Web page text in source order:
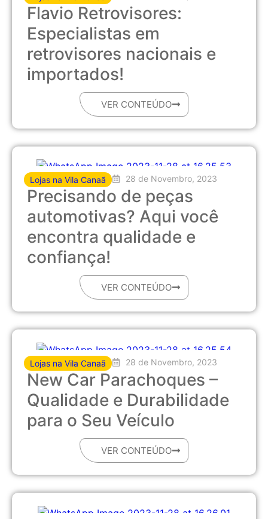
Flavio Retrovisores:
Especialistas em
retrovisores nacionais e
importados!
VER CONTEÚDO
Lojas na Vila Canaã 28 de Novembro, 2023
Precisando de peças
automotivas? Aqui você
encontra qualidade e
confiança!
VER CONTEÚDO
Lojas na Vila Canaã 28 de Novembro, 2023
New Car Parachoques –
Qualidade e Durabilidade
para o Seu Veículo
VER CONTEÚDO